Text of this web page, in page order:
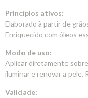
Princípios ativos:
Elaborado à partir de
Enriquecido com óleos
Modo de uso:
Aplicar diretamente
iluminar e renovar a pele.
Validade: